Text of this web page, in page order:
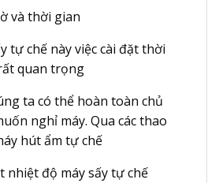
và thời gian
tự chế này việc cài đặt thời
quan trọng
ta có thể hoàn toàn chủ
nghỉ máy. Qua các thao
hút ẩm tự chế
nhiệt độ máy sấy tự chế